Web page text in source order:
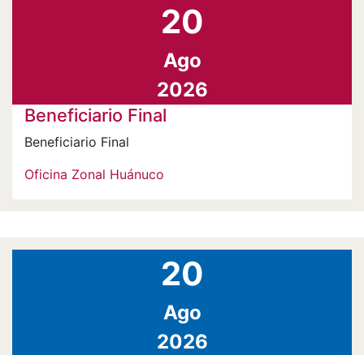
20
Ago
2026
Beneficiario Final
Beneficiario Final
Oficina Zonal Huánuco
20
Ago
2026